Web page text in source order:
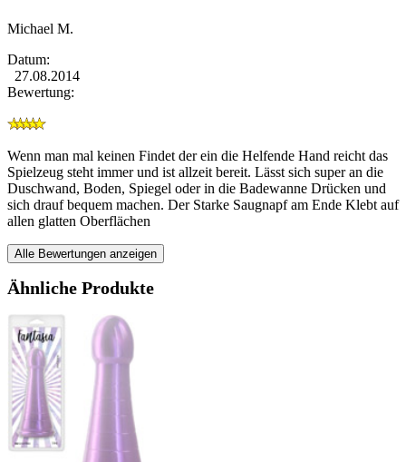
Michael M.
Datum:
27.08.2014
Bewertung:
Wenn man mal keinen Findet der ein die Helfende Hand reicht das
Spielzeug steht immer und ist allzeit bereit. Lässt sich super an die
Duschwand, Boden, Spiegel oder in die Badewanne Drücken und
sich drauf bequem machen. Der Starke Saugnapf am Ende Klebt auf
allen glatten Oberflächen
Alle Bewertungen anzeigen
Ähnliche Produkte